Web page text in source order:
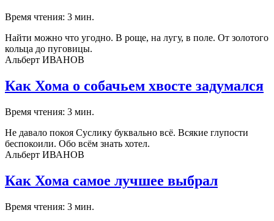
Время чтения: 3 мин.
Найти можно что угодно. В роще, на лугу, в поле. От золотого
кольца до пуговицы.
Альберт ИВАНОВ
Как Хома о собачьем хвосте задумался
Время чтения: 3 мин.
Не давало покоя Суслику буквально всё. Всякие глупости
беспокоили. Обо всём знать хотел.
Альберт ИВАНОВ
Как Хома самое лучшее выбрал
Время чтения: 3 мин.